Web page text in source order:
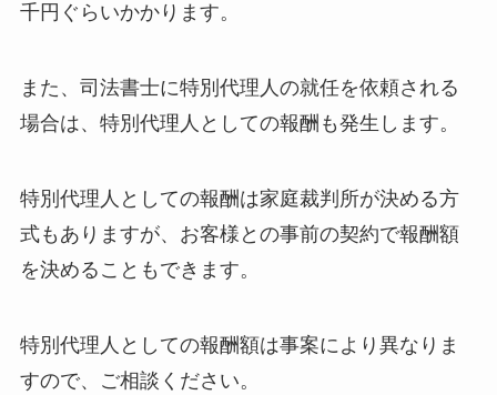
千円ぐらいかかります。
また、司法書士に特別代理人の就任を依頼される
場合は、特別代理人としての報酬も発生します。
特別代理人としての報酬は家庭裁判所が決める方
式もありますが、お客様との事前の契約で報酬額
を決めることもできます。
特別代理人としての報酬額は事案により異なりま
すので、ご相談ください。